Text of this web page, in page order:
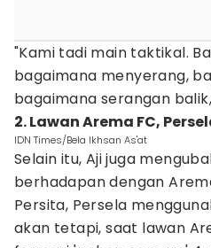
"Kami tadi main taktikal.
bagaimana menyerang,
bagaimana serangan
2. Lawan Arema FC,
IDN Times/Bela Ikhsan As'at
Selain itu, Aji juga
berhadapan dengan
Persita, Persela
akan tetapi, saat lawan